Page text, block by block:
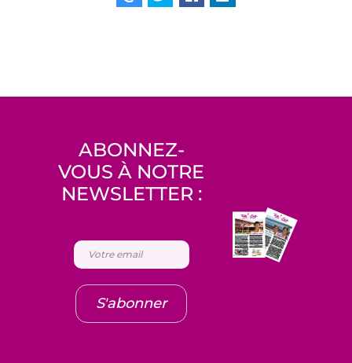
ABONNEZ-
VOUS À NOTRE
NEWSLETTER :
S'abonner